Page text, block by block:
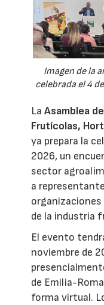
Imagen de la
celebrada el 4
LaAsamblea
Frutícolas,
ya prepara la
2026, un
sector
a
de la industria
El evento
noviembre de
de Emilia-
forma virtual.